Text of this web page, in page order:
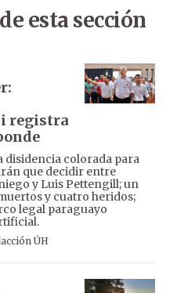
esta sección
registra
disidencia colorada para
que decidir entre
y Luis Pettengill; un
y cuatro heridos;
legal paraguayo
ÚH